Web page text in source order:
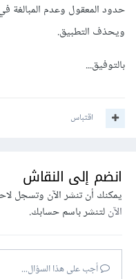
حدود المعقول وعدم المبالغة
ويحذف التطبيق.
بالتوفيق...
اقتباس
انضم إلى النقاش
يمكنك أن تنشر الآن وتسجل
الآنلتنشر باسم حسابك.
أجب على هذا السؤال...